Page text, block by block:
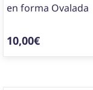
en forma Ovalada
10,00€